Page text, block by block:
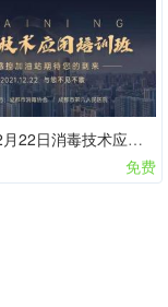
2021年12月22日消毒技术应用培训班
免费